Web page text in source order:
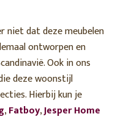
niet dat deze meubelen
ontworpen en
Ook in ons
deze woonstijl
Hierbij kun je
,Fatboy,Jesper Home